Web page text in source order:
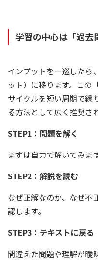
学習の中心は「過去
インプットを一巡したら
ット）に移ります。こ
サイクルを短い周期で繰
る方法として広く推奨さ
STEP1：問題を解く
まずは自力で解いてみま
STEP2：解説を読む
なぜ正解なのか、なぜ不
認します。
STEP3：テキストに戻る
間違えた問題や理解が曖